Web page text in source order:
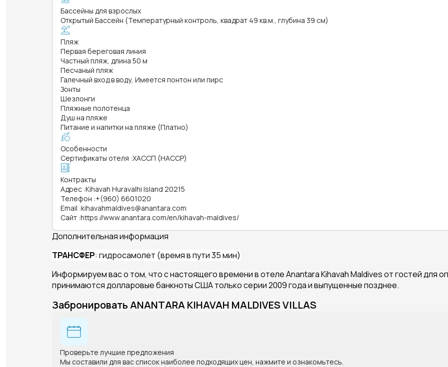
Бассейны для взрослых
Открытый Бассейн (Температурный контроль, квадрат 49 кв.м., глубина 39 см)
Пляж
Первая береговая линия
Частный пляж, длина 50 м
Песчаный пляж
Галечный вход в воду, Имеется понтон или пирс
Зонты
Шезлонги
Пляжные полотенца
Душ на пляже
Питание и напитки на пляже (Платно)
Особенности
Сертификаты отеля :ХАССП (HACCP)
Контракты
Адрес :Kihavah Huravalhi Island 20215
Телефон :+(960) 6601020
Email :kihavahmaldives@anantara.com
Сайт :https://www.anantara.com/en/kihavah-maldives/
Дополнительная информация
ТРАНСФЕР: гидросамолет (время в пути 35 мин)
Информируем вас о том, что с настоящего времени в отеле Anantara Kihavah Maldives от гостей для
принимаются долларовые банкноты США только серии 2009 года и выпущенные позднее.
Забронировать ANANTARA KIHAVAH MALDIVES VILLAS
Проверьте лучшие предложения
Мы составили для вас список наиболее подходящих цен, нажмите и ознакомьтесь.